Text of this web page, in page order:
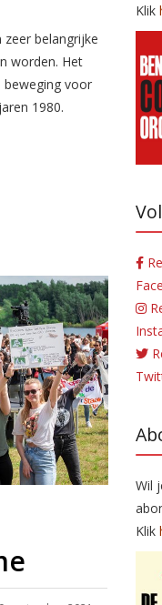
belangrijke
worden. Het
beweging voor
1980.
Klik
Wil
Klik